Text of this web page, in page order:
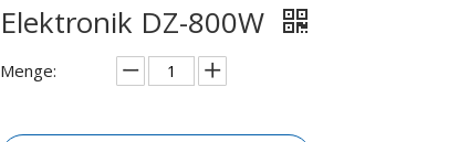
Elektronik DZ-800W
Menge: